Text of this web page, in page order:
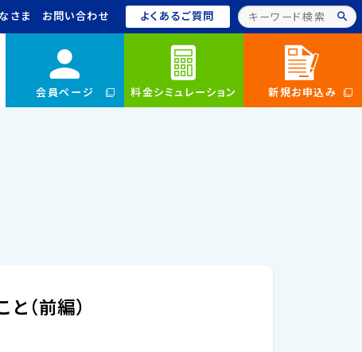
会員ページ 料金シミュレーション 新規お申込み
さま お問い合わせ よくあるご質問
（前編）